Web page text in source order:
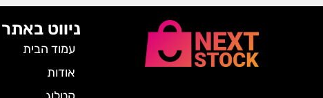
ניווט באתר
עמוד הבית
אודות